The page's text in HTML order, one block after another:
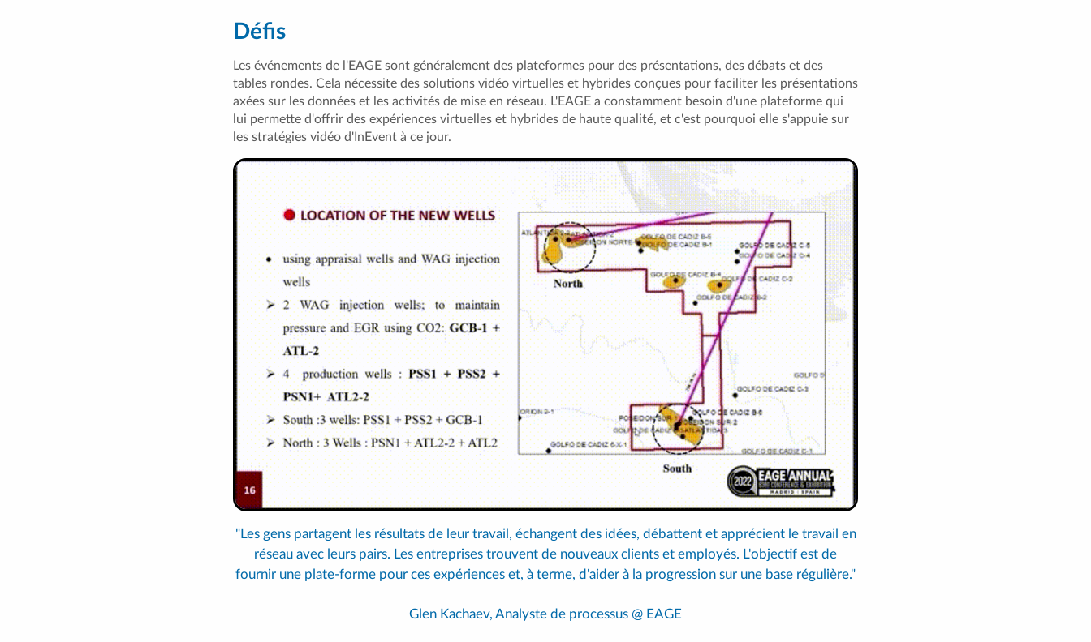
Défis
Les événements de l'EAGE sont généralement des plateformes pour des présentations, des débats et des
tables rondes. Cela nécessite des solutions vidéo virtuelles et hybrides conçues pour faciliter les présentations
axées sur les données et les activités de mise en réseau. L'EAGE a constamment besoin d'une plateforme qui
lui permette d'offrir des expériences virtuelles et hybrides de haute qualité, et c'est pourquoi elle s'appuie sur
les stratégies vidéo d'InEvent à ce jour.
"Les gens partagent les résultats de leur travail, échangent des idées, débattent et apprécient le travail en
réseau avec leurs pairs. Les entreprises trouvent de nouveaux clients et employés. L'objectif est de
fournir une plate-forme pour ces expériences et, à terme, d'aider à la progression sur une base régulière."
Glen Kachaev, Analyste de processus @ EAGE